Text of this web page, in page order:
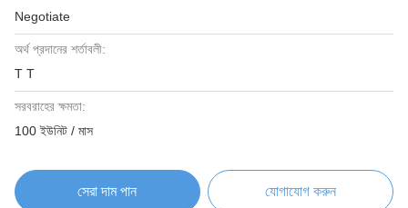
Negotiate
অর্থ প্রদানের শর্তাবলী:
T T
সরবরাহের ক্ষমতা:
100 ইউনিট / মাস
সেরা দাম পান যোগাযোগ করুন